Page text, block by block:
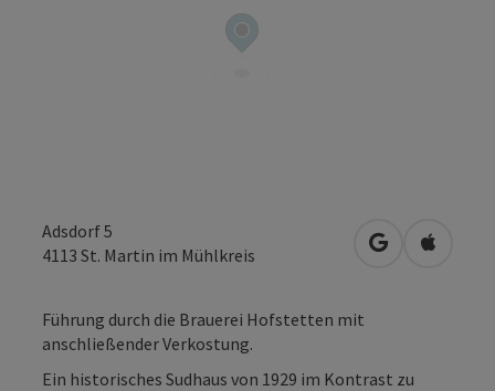
Adsdorf 5
4113 St. Martin im Mühlkreis in Google
in
Führung durch die Brauerei Hofstetten mit
anschließender Verkostung.
Ein historisches Sudhaus von 1929 im Kontrast zu